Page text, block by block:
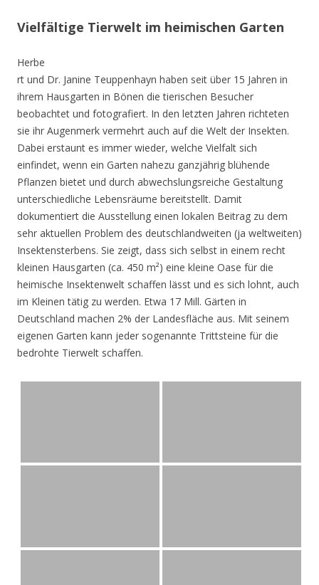
Vielfältige Tierwelt im heimischen Garten
Herbe
rt und Dr. Janine Teuppenhayn haben seit über 15 Jahren in
ihrem Hausgarten in Bönen die tierischen Besucher
beobachtet und fotografiert. In den letzten Jahren richteten
sie ihr Augenmerk vermehrt auch auf die Welt der Insekten.
Dabei erstaunt es immer wieder, welche Vielfalt sich
einfindet, wenn ein Garten nahezu ganzjährig blühende
Pflanzen bietet und durch abwechslungsreiche Gestaltung
unterschiedliche Lebensräume bereitstellt. Damit
dokumentiert die Ausstellung einen lokalen Beitrag zu dem
sehr aktuellen Problem des deutschlandweiten (ja weltweiten)
Insektensterbens. Sie zeigt, dass sich selbst in einem recht
kleinen Hausgarten (ca. 450 m²) eine kleine Oase für die
heimische Insektenwelt schaffen lässt und es sich lohnt, auch
im Kleinen tätig zu werden. Etwa 17 Mill. Gärten in
Deutschland machen 2% der Landesfläche aus. Mit seinem
eigenen Garten kann jeder sogenannte Trittsteine für die
bedrohte Tierwelt schaffen.